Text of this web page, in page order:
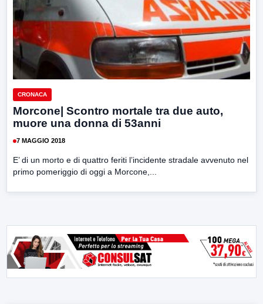
CRONACA
Morcone| Scontro mortale tra due auto,
muore una donna di 53anni
7 MAGGIO 2018
E’ di un morto e di quattro feriti l’incidente stradale avvenuto nel
primo pomeriggio di oggi a Morcone,...